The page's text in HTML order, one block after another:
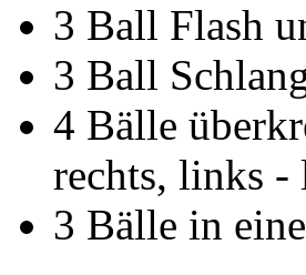
3 Ball Flash
3 Ball
4 Bälle
rechts, links -
3 Bälle in